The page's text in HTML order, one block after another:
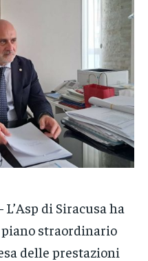
L’Asp di Siracusa ha
straordinario
delle prestazioni